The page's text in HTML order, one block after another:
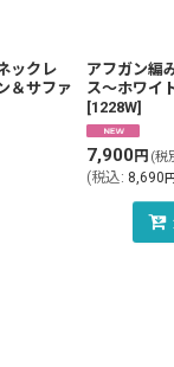
ックレ
＆サファ
アフガン編
ス〜ホワイ
[1228W]
7,900円 (税
(税込: 8,690